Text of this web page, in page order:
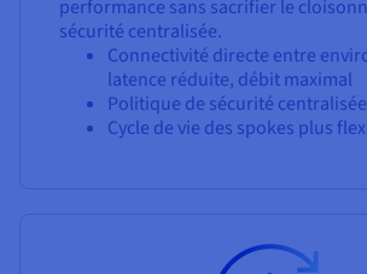
performance sans sacrifier le
sécurité centralisée.
Connectivité directe entre
latence réduite, débit maximal
Politique de sécurité
Cycle de vie des spokes plus